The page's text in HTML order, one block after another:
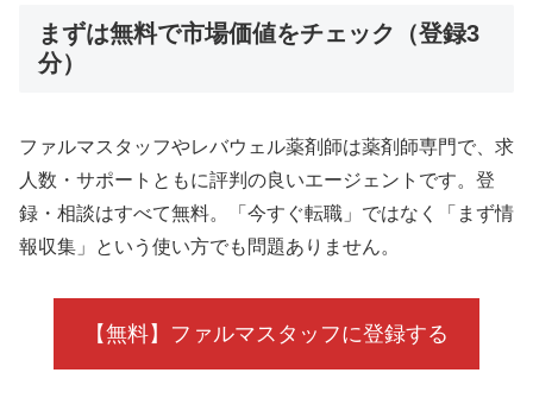
まずは無料で市場価値をチェック（登録3
分）
ファルマスタッフやレバウェル薬剤師は薬剤師専門で、求
人数・サポートともに評判の良いエージェントです。登
録・相談はすべて無料。「今すぐ転職」ではなく「まず情
報収集」という使い方でも問題ありません。
【無料】ファルマスタッフに登録する